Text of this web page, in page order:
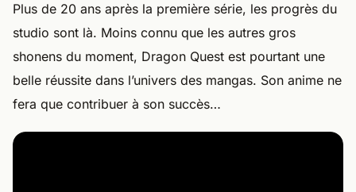
Plus de 20 ans après la première série, les progrès du
studio sont là. Moins connu que les autres gros
shonens du moment, Dragon Quest est pourtant une
belle réussite dans l’univers des mangas. Son anime ne
fera que contribuer à son succès…